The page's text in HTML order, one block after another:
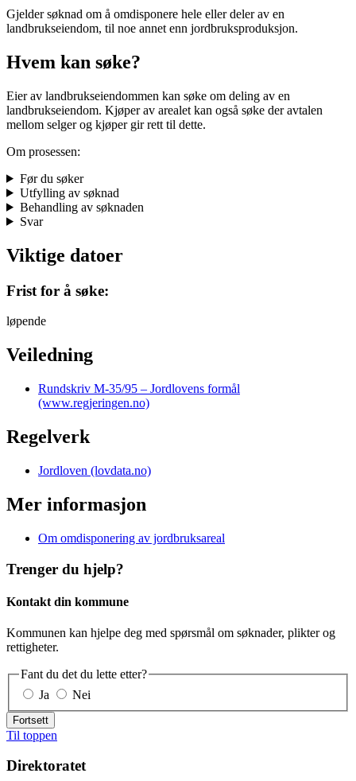
Gjelder søknad om å omdisponere hele eller deler av en
landbrukseiendom, til noe annet enn jordbruksproduksjon.
Hvem kan søke?
Eier av landbrukseiendommen kan søke om deling av en
landbrukseiendom. Kjøper av arealet kan også søke der avtalen
mellom selger og kjøper gir rett til dette.
Om prosessen:
Før du søker
Utfylling av søknad
Behandling av søknaden
Svar
Viktige datoer
Frist for å søke:
løpende
Veiledning
Rundskriv M-35/95 – Jordlovens formål
(www.regjeringen.no)
Regelverk
Jordloven (lovdata.no)
Mer informasjon
Om omdisponering av jordbruksareal
Trenger du hjelp?
Kontakt din kommune
Kommunen kan hjelpe deg med spørsmål om søknader, plikter og
rettigheter.
Fant du det du lette etter?
Ja
Nei
Fortsett
Til toppen
Direktoratet